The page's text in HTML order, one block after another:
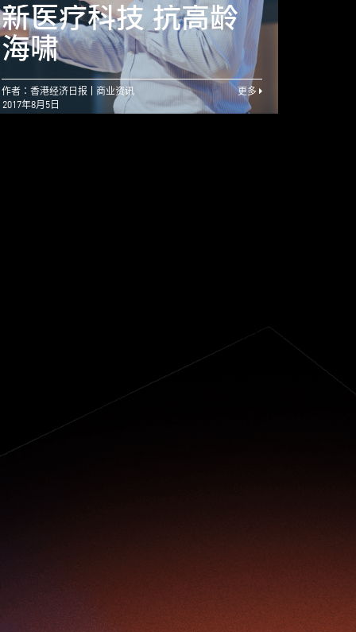
大人际网络 孕育
新点子
新医疗科技 抗高龄
海啸
作者：香港经济日报
商业资讯
2017年8月5日
更多
助长者与社会保持